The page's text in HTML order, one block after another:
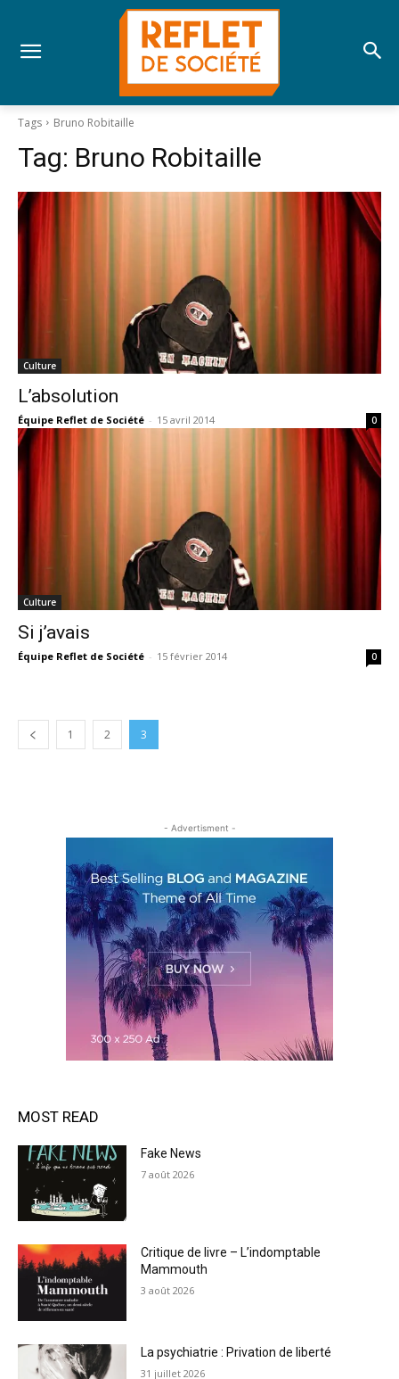
Tags Bruno Robitaille
Tag: Bruno Robitaille
Culture
L’absolution
Équipe Reflet de Société - 15 avril 2014 0
Culture
Si j’avais
Équipe Reflet de Société - 15 février 2014 0
1 2 3
- Advertisment -
MOST READ
Fake News
7 août 2026
Critique de livre – L’indomptable
Mammouth
3 août 2026
La psychiatrie : Privation de liberté
31 juillet 2026